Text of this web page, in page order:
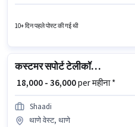
भूमिका के लिए उम्मीदवार के पास इंटरनेशनल
10+ दिन पहले पोस्ट की गई थी
कस्टमर सपोर्ट टेलीकॉलिंग असिस्टेंट
₹ 18,000 - 36,000per महीना *
Shaadi
थाणे वेस्ट, थाणे